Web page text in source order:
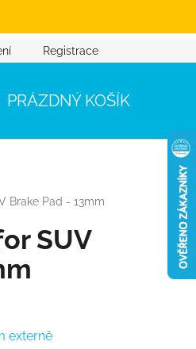
Registrace
PRÁZDNÝ KOŠÍK
Brake Pad - 13mm
SUV
externě